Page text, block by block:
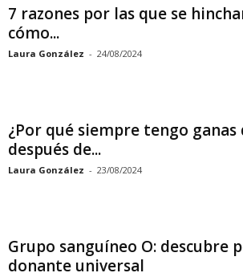
7 razones por las que se
cómo...
Laura González - 24/08/2024
¿Por qué siempre tengo ganas
después de...
Laura González - 23/08/2024
Grupo sanguíneo O: descubre
donante universal